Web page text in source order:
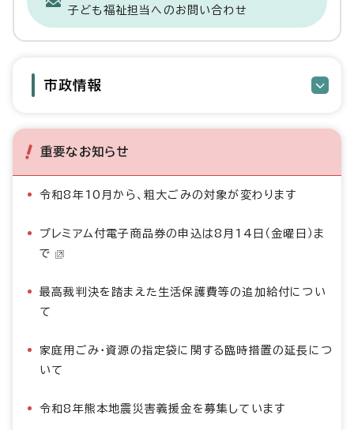
子ども福祉担当へのお問い合わせ
市政情報
重要なお知らせ
令和8年10月から、粗大ごみの対象が変わります
プレミアム付電子商品券の申込は8月14日（金曜日）ま
で
最高裁判決を踏まえた生活保護費等の追加給付につい
て
家庭用ごみ・資源の指定袋に関する臨時措置の延長につ
いて
令和8年熊本地震災害義援金を募集しています